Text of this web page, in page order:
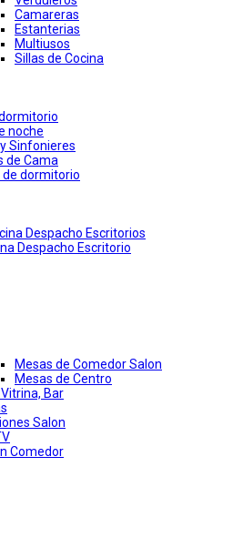
Camareras
Estanterias
Multiusos
Sillas de Cocina
noche
Sinfonieres
de Cama
de dormitorio
Despacho Escritorios
Despacho Escritorio
Mesas de Comedor Salon
Mesas de Centro
Bar
Salon
Comedor